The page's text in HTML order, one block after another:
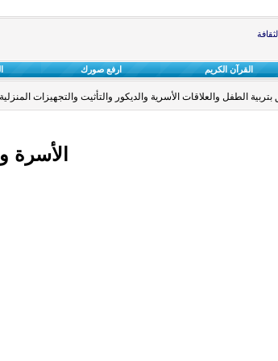
القرآن الكريم ارفع صورك
الطفل والعلاقات الأسرية والديكور والتأثيت والتجهيزات المنزلية
الأسرة